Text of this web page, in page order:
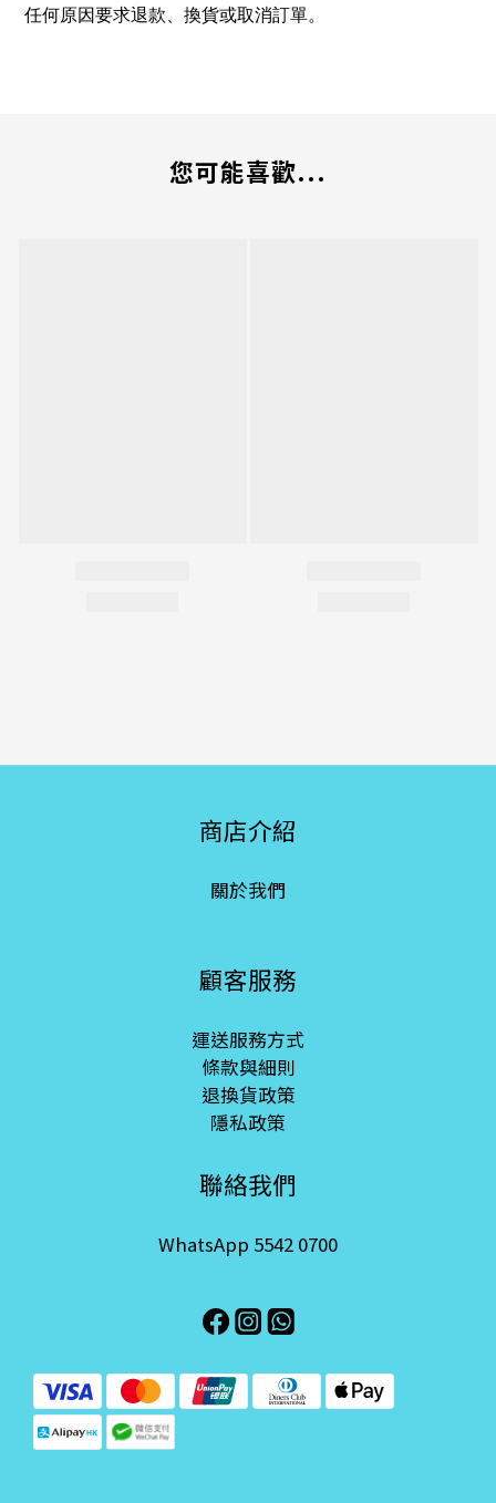
任何原因要求退款、換貨或取消訂單。
您可能喜歡...
商店介紹
關於我們
顧客服務
運送服務方式
條款與細則
退換貨政策
隱私政策
聯絡我們
WhatsApp 5542 0700